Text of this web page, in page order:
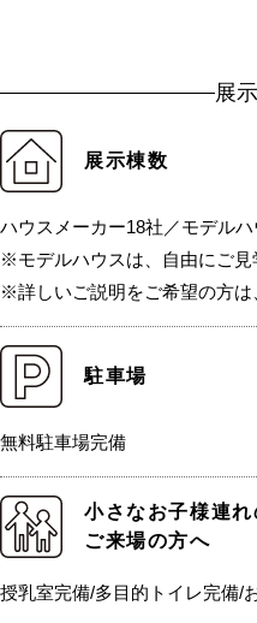
展
展示棟数
ハウスメーカー18社／モデルハ
※モデルハウスは、自由にご見
※詳しいご説明をご希望の方は
駐車場
無料駐車場完備
小さなお子様連れ
ご来場の方へ
授乳室完備/多目的トイレ完備/